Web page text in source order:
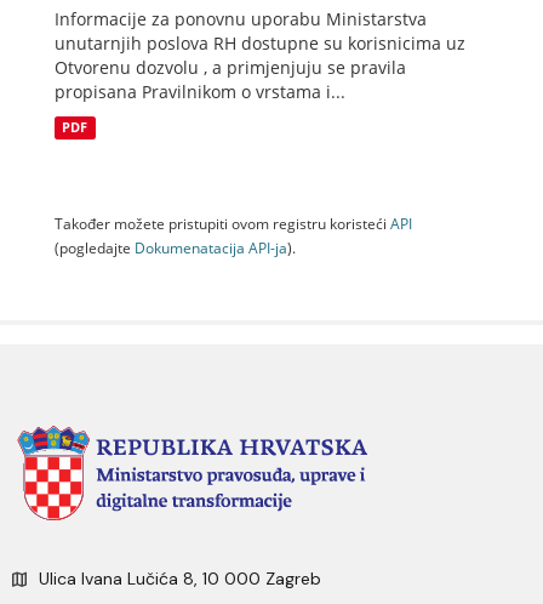
Informacije za ponovnu uporabu Ministarstva
unutarnjih poslova RH dostupne su korisnicima uz
Otvorenu dozvolu , a primjenjuju se pravila
propisana Pravilnikom o vrstama i...
PDF
Također možete pristupiti ovom registru koristeći API
(pogledajte Dokumenаtаcijа API-jа).